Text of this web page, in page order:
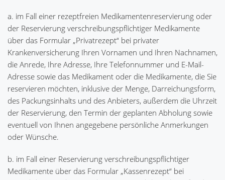
a. im Fall einer rezeptfreien Medikamentenreservierung oder
der Reservierung verschreibungspflichtiger Medikamente
über das Formular „Privatrezept“ bei privater
Krankenversicherung Ihren Vornamen und Ihren Nachnamen,
die Anrede, Ihre Adresse, Ihre Telefonnummer und E-Mail-
Adresse sowie das Medikament oder die Medikamente, die Sie
reservieren möchten, inklusive der Menge, Darreichungsform,
des Packungsinhalts und des Anbieters, außerdem die Uhrzeit
der Reservierung, den Termin der geplanten Abholung sowie
eventuell von Ihnen angegebene persönliche Anmerkungen
oder Wünsche.
b. im Fall einer Reservierung verschreibungspflichtiger
Medikamente über das Formular „Kassenrezept“ bei